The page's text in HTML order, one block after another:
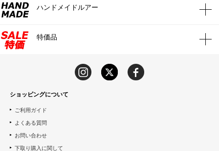
ハンドメイドルアー
特価品
ショッピングについて
ご利用ガイド
よくある質問
お問い合わせ
下取り購入に関して